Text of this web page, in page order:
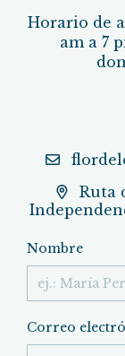
Horario de
am a 7
Ruta
Nombre
Correo